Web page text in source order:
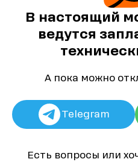
В настоящий
ведутся
А пока можно
Telegram
Есть вопросы или